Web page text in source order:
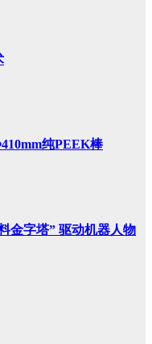
纯PEEK棒
金字塔” 驱动机器人物